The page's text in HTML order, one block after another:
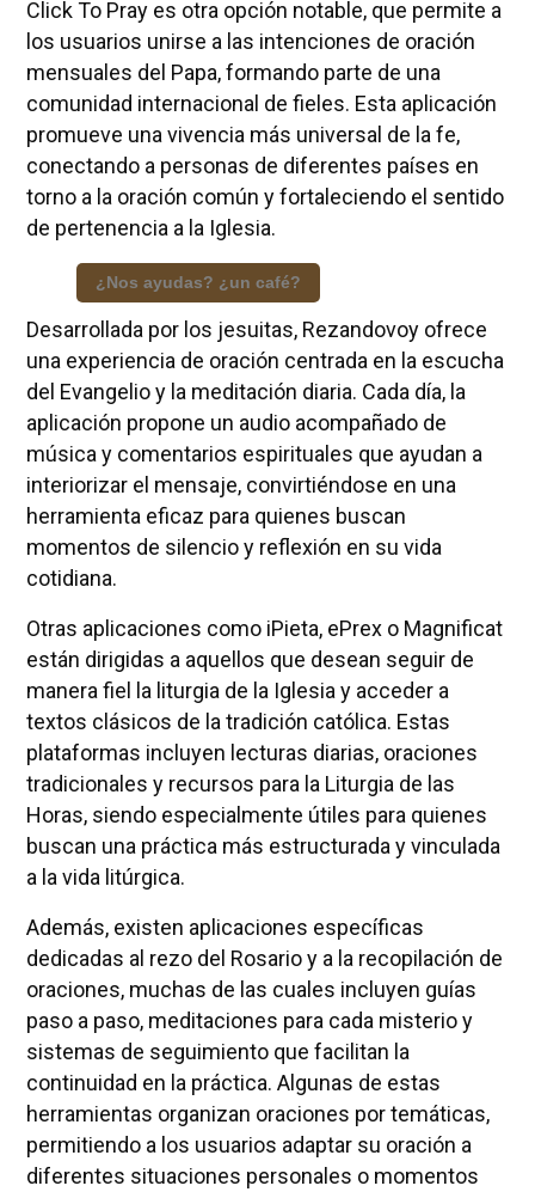
Click To Pray es otra opción notable, que permite a
los usuarios unirse a las intenciones de oración
mensuales del Papa, formando parte de una
comunidad internacional de fieles. Esta aplicación
promueve una vivencia más universal de la fe,
conectando a personas de diferentes países en
torno a la oración común y fortaleciendo el sentido
de pertenencia a la Iglesia.
¿Nos ayudas? ¿un café?
Desarrollada por los jesuitas, Rezandovoy ofrece
una experiencia de oración centrada en la escucha
del Evangelio y la meditación diaria. Cada día, la
aplicación propone un audio acompañado de
música y comentarios espirituales que ayudan a
interiorizar el mensaje, convirtiéndose en una
herramienta eficaz para quienes buscan
momentos de silencio y reflexión en su vida
cotidiana.
Otras aplicaciones como iPieta, ePrex o Magnificat
están dirigidas a aquellos que desean seguir de
manera fiel la liturgia de la Iglesia y acceder a
textos clásicos de la tradición católica. Estas
plataformas incluyen lecturas diarias, oraciones
tradicionales y recursos para la Liturgia de las
Horas, siendo especialmente útiles para quienes
buscan una práctica más estructurada y vinculada
a la vida litúrgica.
Además, existen aplicaciones específicas
dedicadas al rezo del Rosario y a la recopilación de
oraciones, muchas de las cuales incluyen guías
paso a paso, meditaciones para cada misterio y
sistemas de seguimiento que facilitan la
continuidad en la práctica. Algunas de estas
herramientas organizan oraciones por temáticas,
permitiendo a los usuarios adaptar su oración a
diferentes situaciones personales o momentos